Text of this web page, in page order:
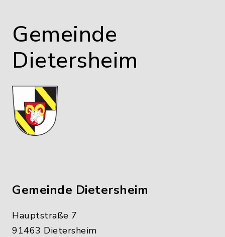
Gemeinde
Dietersheim
Gemeinde Dietersheim
Hauptstraße 7
91463 Dietersheim